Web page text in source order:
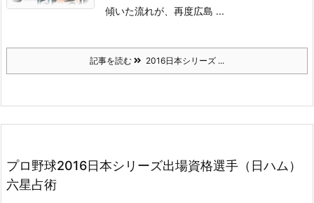
傾いた流れが、再度広島 ...
記事を読む 2016日本シリーズ ...
プロ野球2016日本シリーズ出場資格選手（日ハム）
六星占術